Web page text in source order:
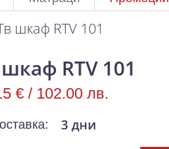
шкаф RTV 101
RTV 101
€ / 102.00 лв.
3 дни